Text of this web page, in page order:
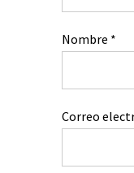
Nombre *
Correo